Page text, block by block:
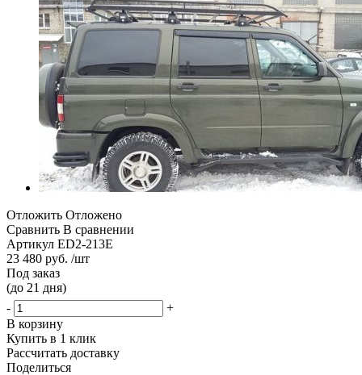
Отложить Отложено
Сравнить В сравнении
Артикул ED2-213E
23 480 руб. /шт
Под заказ
(до 21 дня)
-
+
В корзину
Купить в 1 клик
Рассчитать доставку
Поделиться